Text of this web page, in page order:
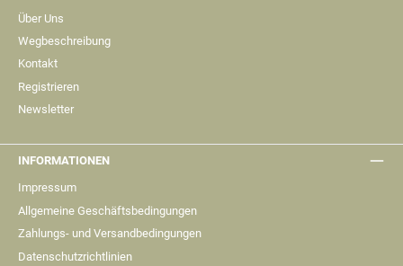
Über Uns
Wegbeschreibung
Kontakt
Registrieren
Newsletter
INFORMATIONEN
Impressum
Allgemeine Geschäftsbedingungen
Zahlungs- und Versandbedingungen
Datenschutzrichtlinien